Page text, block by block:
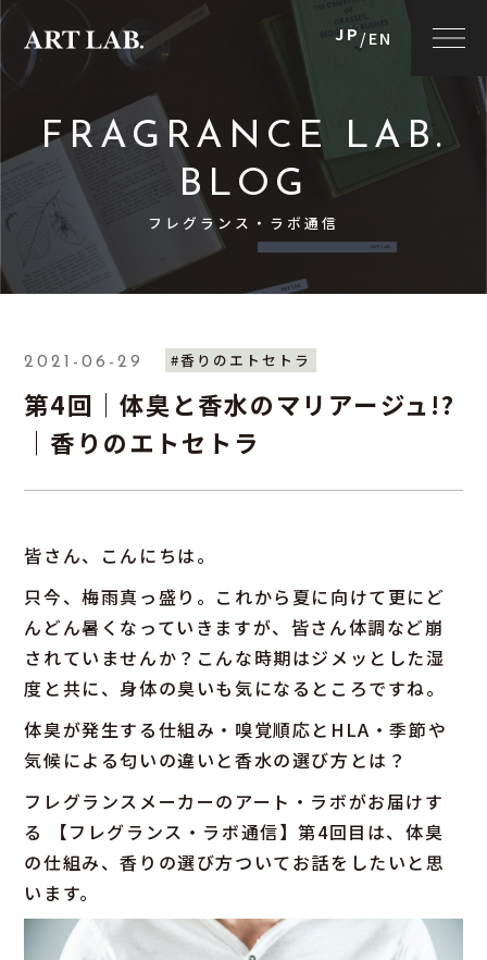
JP/EN
FRAGRANCE LAB.
BLOG
フレグランス・ラボ通信
2021-06-29 #香りのエトセトラ
第4回｜体臭と香水のマリアージュ!?
｜香りのエトセトラ
皆さん、こんにちは。
只今、梅雨真っ盛り。これから夏に向けて更にど
んどん暑くなっていきますが、皆さん体調など崩
されていませんか？こんな時期はジメッとした湿
度と共に、身体の臭いも気になるところですね。
体臭が発生する仕組み・嗅覚順応とHLA・季節や
気候による匂いの違いと香水の選び方とは？
フレグランスメーカーのアート・ラボがお届けす
る 【フレグランス・ラボ通信】第4回目は、体臭
の仕組み、香りの選び方ついてお話をしたいと思
います。